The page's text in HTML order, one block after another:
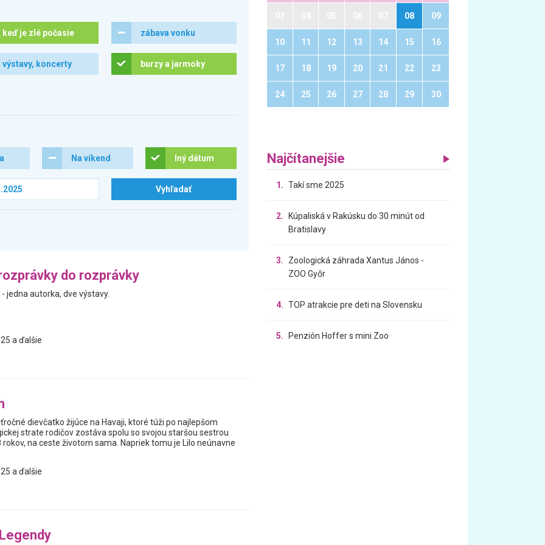
keď je zlé počasie zábava vonku
výstavy, koncerty burzy a jarmoky
Na víkend Iný dátum
do rozprávky
jedna autorka, dve výstavy.
a ďalšie
dievčatko žijúce na Havaji, ktoré túži po najlepšom
strate rodičov zostáva spolu so svojou staršou sestrou
rokov, na ceste životom sama. Napriek tomu je Lilo neúnavne
a ďalšie
08 09
10 11 12 13 14 15 16
17 18 19 20 21 22 23
24 25 26 27 28 29 30
Najčítanejšie
1. Takí sme 2025
2.
Kúpaliská v Rakúsku do 30 minút od
Bratislavy
3.
Zoologická záhrada Xantus János -
ZOO Győr
4. TOP atrakcie pre deti na Slovensku
5. Penzión Hoffer s mini Zoo